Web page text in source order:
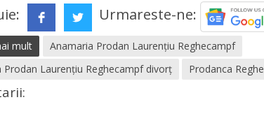
Urmareste-ne:
mult
Anamaria Prodan Laurențiu Reghecampf
Prodan Laurențiu Reghecampf divorț
Prodanca Reghe